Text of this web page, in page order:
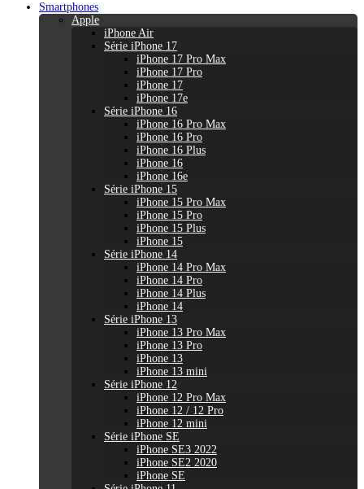
Smartphones
Apple
iPhone Air
Série iPhone 17
iPhone 17 Pro Max
iPhone 17 Pro
iPhone 17
iPhone 17e
Série iPhone 16
iPhone 16 Pro Max
iPhone 16 Pro
iPhone 16 Plus
iPhone 16
iPhone 16e
Série iPhone 15
iPhone 15 Pro Max
iPhone 15 Pro
iPhone 15 Plus
iPhone 15
Série iPhone 14
iPhone 14 Pro Max
iPhone 14 Pro
iPhone 14 Plus
iPhone 14
Série iPhone 13
iPhone 13 Pro Max
iPhone 13 Pro
iPhone 13
iPhone 13 mini
Série iPhone 12
iPhone 12 Pro Max
iPhone 12 / 12 Pro
iPhone 12 mini
Série iPhone SE
iPhone SE3 2022
iPhone SE2 2020
iPhone SE